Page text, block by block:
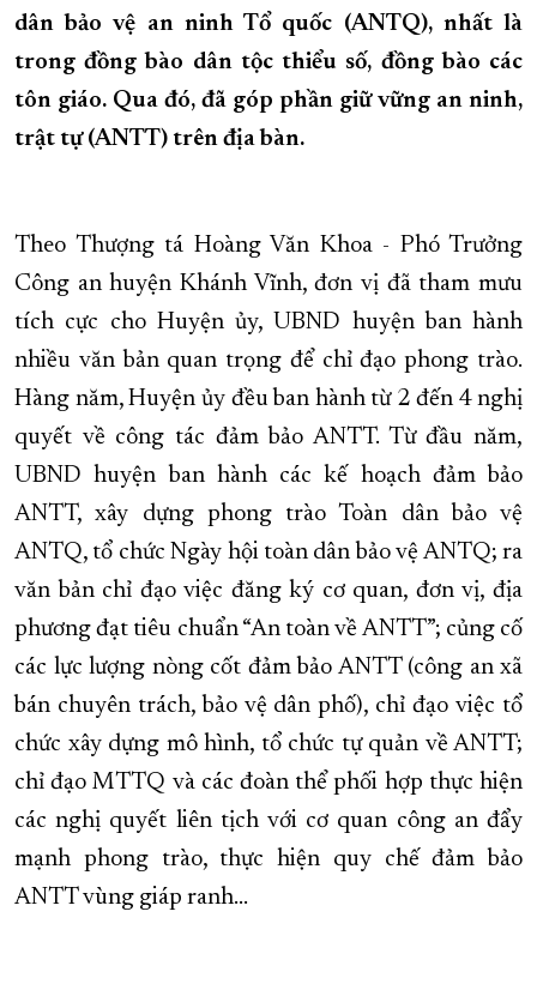
KỶ NIỆM 370 NĂM XÂY DỰNG VÀ PHÁT TRIỂN TỈNH KHÁNH HÒA
KHOẢNH KHẮC ĐẸP XỨ TRẦM
XÂY DỰNG KHÁNH HÒA TRỞ THÀNH THÀNH PHỐ TRỰC THUỘC
ĐẠI HỘI ĐẢNG CÁC CẤP TRANG CHỦ
dân bảo vệ an ninh Tổ quốc (ANTQ), nhất là
trong đồng bào dân tộc thiểu số, đồng bào các
tôn giáo. Qua đó, đã góp phần giữ vững an ninh,
trật tự (ANTT) trên địa bàn.
Theo Thượng tá Hoàng Văn Khoa - Phó Trưởng
Công an huyện Khánh Vĩnh, đơn vị đã tham mưu
tích cực cho Huyện ủy, UBND huyện ban hành
nhiều văn bản quan trọng để chỉ đạo phong trào.
Hàng năm, Huyện ủy đều ban hành từ 2 đến 4 nghị
quyết về công tác đảm bảo ANTT. Từ đầu năm,
UBND huyện ban hành các kế hoạch đảm bảo
ANTT, xây dựng phong trào Toàn dân bảo vệ
ANTQ, tổ chức Ngày hội toàn dân bảo vệ ANTQ; ra
văn bản chỉ đạo việc đăng ký cơ quan, đơn vị, địa
phương đạt tiêu chuẩn “An toàn về ANTT”; củng cố
các lực lượng nòng cốt đảm bảo ANTT (công an xã
bán chuyên trách, bảo vệ dân phố), chỉ đạo việc tổ
chức xây dựng mô hình, tổ chức tự quản về ANTT;
chỉ đạo MTTQ và các đoàn thể phối hợp thực hiện
các nghị quyết liên tịch với cơ quan công an đẩy
mạnh phong trào, thực hiện quy chế đảm bảo
ANTT vùng giáp ranh…